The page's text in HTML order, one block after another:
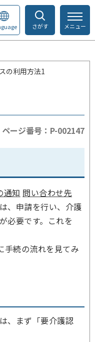
さがす メニュー
の利用方法1
ページ番号：P-002147
通知 問い合わせ先
、申請を行い、介護
必要です。これを
手続の流れを見てみ
、まず「要介護認